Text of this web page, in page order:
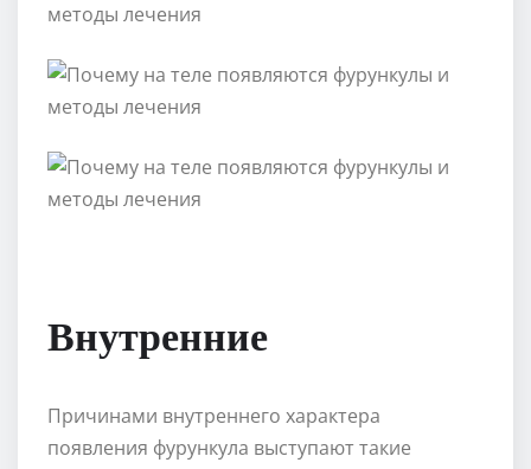
Внутренние
Причинами внутреннего характера
появления фурункула выступают такие